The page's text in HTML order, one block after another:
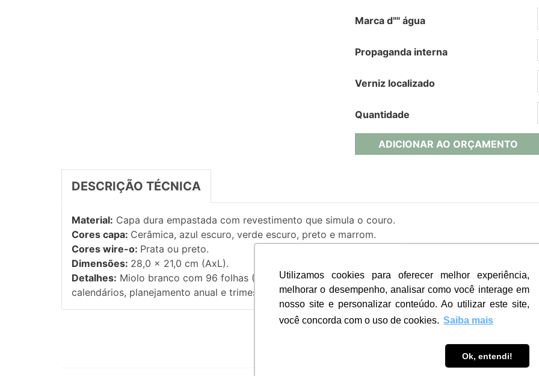
Utilizamos cookies para oferecer melhor experiência,
melhorar o desempenho, analisar como você interage em
nosso site e personalizar conteúdo. Ao utilizar este site,
você concorda com o uso de cookies. Saiba mais
Ok, entendi!
Marca d"" água
Propaganda interna
Verniz localizado
Quantidade
ADICIONAR AO ORÇAMENTO
DESCRIÇÃO TÉCNICA
Material: Capa dura empastada com revestimento que simula o couro.
Cores capa: Cerâmica, azul escuro, verde escuro, preto e marrom.
Cores wire-o: Prata ou preto.
Dimensões: 28,0 x 21,0 cm (AxL).
Detalhes: Miolo branco com 96 folhas (192 páginas) em papel offset 63gr com pauta padrão, 8
calendários, planejamento anual e trimestral. Fechamento em wire-o com argolas duplas. Embalados
PRODUTOS RELACIONADOS